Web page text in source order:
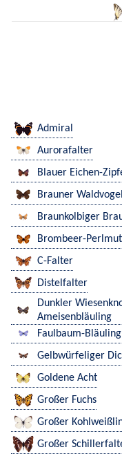
Admiral
Aurorafalter
Blauer Eichen-
Brauner Waldvogel
Braunkolbiger
Brombeer-
C-Falter
Distelfalter
Dunkler
Ameisenbläuling
Faulbaum-Bläuling
Gelbwürfeliger
Goldene Acht
Großer Fuchs
Großer
Großer